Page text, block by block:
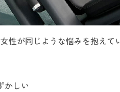
性が同じような悩みを抱えて
かしい